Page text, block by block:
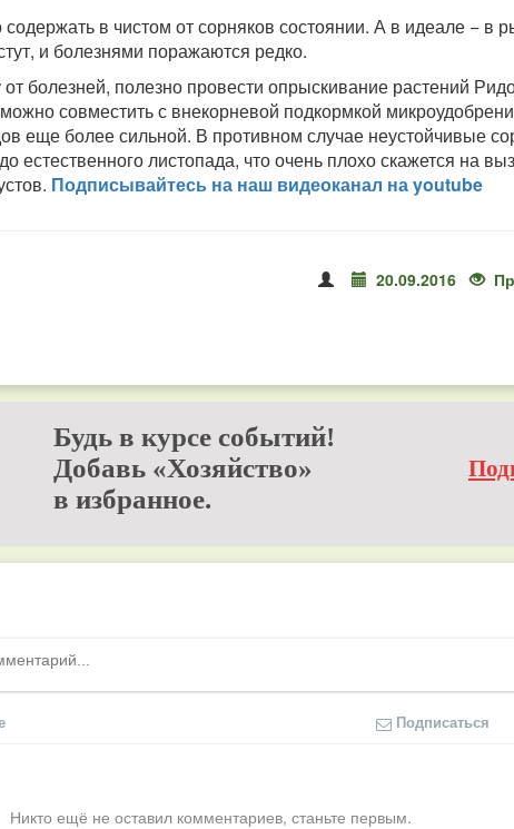
содержать в чистом от сорняков состоянии. А в идеале − в
и болезнями поражаются редко.
от болезней, полезно провести опрыскивание растений
совместить с внекорневой подкормкой
еще более сильной. В противном случае неустойчивые
естественного листопада, что очень плохо скажется на
Подписывайтесь на наш видео­канал на youtube
20.09.2016
Будь в курсе событий!
Добавь «Хозяйство»
в избранное.
Подписаться
Никто ещё не оставил комментариев, станьте первым.